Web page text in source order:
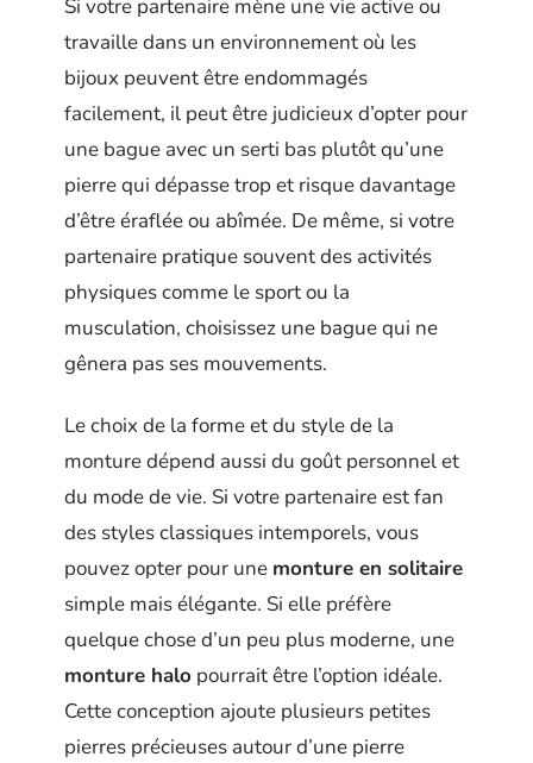
Si votre partenaire mène une vie active ou
travaille dans un environnement où les
bijoux peuvent être endommagés
facilement, il peut être judicieux d’opter pour
une bague avec un serti bas plutôt qu’une
pierre qui dépasse trop et risque davantage
d’être éraflée ou abîmée. De même, si votre
partenaire pratique souvent des activités
physiques comme le sport ou la
musculation, choisissez une bague qui ne
gênera pas ses mouvements.
Le choix de la forme et du style de la
monture dépend aussi du goût personnel et
du mode de vie. Si votre partenaire est fan
des styles classiques intemporels, vous
pouvez opter pour une monture en solitaire
simple mais élégante. Si elle préfère
quelque chose d’un peu plus moderne, une
monture halo pourrait être l’option idéale.
Cette conception ajoute plusieurs petites
pierres précieuses autour d’une pierre